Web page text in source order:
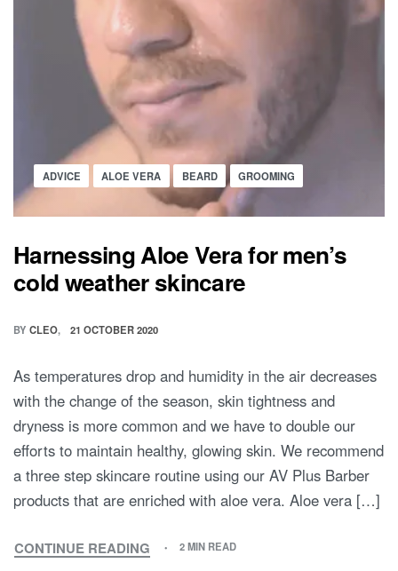
Posted
in
ADVICE ALOE VERA BEARD GROOMING
Harnessing Aloe Vera for men’s
cold weather skincare
BY CLEO 21 OCTOBER 2020
As temperatures drop and humidity in the air decreases
with the change of the season, skin tightness and
dryness is more common and we have to double our
efforts to maintain healthy, glowing skin. We recommend
a three step skincare routine using our AV Plus Barber
products that are enriched with aloe vera. Aloe vera […]
CONTINUE READING
HARNESSING
2 MIN READ